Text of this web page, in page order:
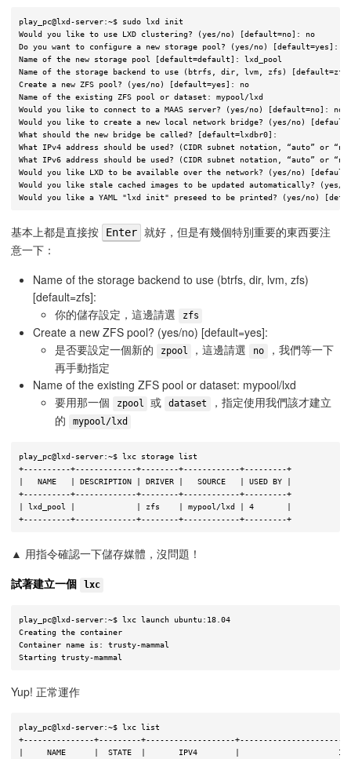
play_pc@lxd-server:~$ sudo lxd init
Would you like to use LXD clustering? (yes/no) [default=no]: no
Do you want to configure a new storage pool? (yes/no) [default=yes]:
Name of the new storage pool [default=default]: lxd_pool
Name of the storage backend to use (btrfs, dir, lvm, zfs)
Create a new ZFS pool? (yes/no) [default=yes]: no
Name of the existing ZFS pool or dataset: mypool/lxd
Would you like to connect to a MAAS server? (yes/no) [default=no]: no
Would you like to create a new local network bridge? (yes/no)
What should the new bridge be called? [default=lxdbr0]:
What IPv4 address should be used? (CIDR subnet notation, “auto” or
What IPv6 address should be used? (CIDR subnet notation, “auto” or
Would you like LXD to be available over the network? (yes/no)
Would you like stale cached images to be updated automatically? (yes/
基本上都是直接按 Enter 就好，但是有幾個特別重要的東西要注
意一下：
Name of the storage backend to use (btrfs, dir, lvm, zfs)
[default=zfs]:
你的儲存設定，這邊請選
zfs
Create a new ZFS pool? (yes/no) [default=yes]:
是否要設定一個新的
zpool ，這邊請選 no
，我們等一下
再手動指定
Name of the existing ZFS pool or dataset: mypool/lxd
要用那一個
zpool 或 dataset
，指定使用我們該才建立
的
mypool/lxd
play_pc@lxd-server:~$ lxc storage list
+----------+-------------+--------+------------+---------+
|   NAME   | DESCRIPTION | DRIVER |   SOURCE   | USED BY |
+----------+-------------+--------+------------+---------+
| lxd_pool |             | zfs    | mypool/lxd | 4       |
+----------+-------------+--------+------------+---------+
▲ 用指令確認一下儲存媒體，沒問題！
試著建立一個
lxc
play_pc@lxd-server:~$ lxc launch ubuntu:18.04
Creating the container
Container name is: trusty-mammal
Yup! 正常運作
play_pc@lxd-server:~$ lxc list
+---------------+---------+-------------------
|     NAME      |  STATE  |       IPV4        |